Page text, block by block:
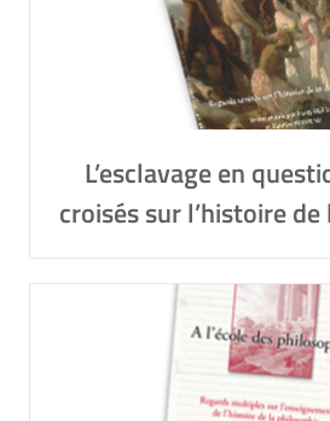
L’esclavage en
croisés sur l’histoire